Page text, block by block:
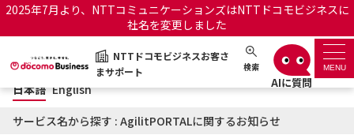
2025年7月より、NTTコミュニケーションズはNTTドコモビジネスに
社名を変更しました
NTTドコモビジネスお客さ
まサポート
検索 MENU
NTTドコモビジネスお客さまサポート 日本語 English
サポートトップ
日本語 English
サービス名から探す : AgilitPORTALに関するお知らせ